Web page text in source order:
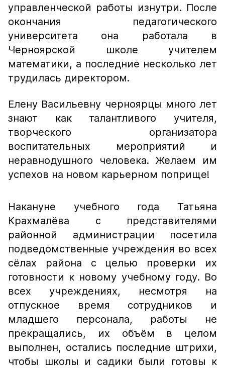
управленческой работы изнутри. После
окончания педагогического
университета она работала в
Черноярской школе учителем
математики, а последние несколько лет
трудилась директором.
Елену Васильевну черноярцы много лет
знают как талантливого учителя,
творческого организатора
воспитательных мероприятий и
неравнодушного человека. Желаем им
успехов на новом карьерном поприще!
Накануне учебного года Татьяна
Крахмалёва с представителями
районной администрации посетила
подведомственные учреждения во всех
сёлах района с целью проверки их
готовности к новому учебному году. Во
всех учреждениях, несмотря на
отпускное время сотрудников и
младшего персонала, работы не
прекращались, их объём в целом
выполнен, остались последние штрихи,
чтобы школы и садики были готовы к